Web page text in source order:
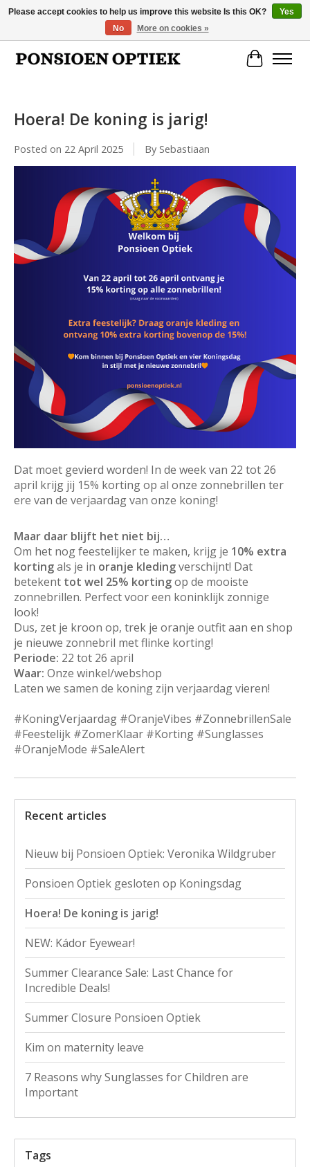
Openingstijden: dinsdag, donderdag, vrijdag, zaterdag van 10.00 t/m 17.00 uur
Cart
Hoera! De koning is jarig!
Posted on 22 April 2025 By Sebastiaan
Dat moet gevierd worden! In de week van 22 tot 26
april krijg jij 15% korting op al onze zonnebrillen ter
ere van de verjaardag van onze koning!
Maar daar blijft het niet bij…
Om het nog feestelijker te maken, krijg je 10% extra
kortingals je in oranje kledingverschijnt! Dat
betekent tot wel 25% kortingop de mooiste
zonnebrillen. Perfect voor een koninklijk zonnige
look!
Dus, zet je kroon op, trek je oranje outfit aan en shop
je nieuwe zonnebril met flinke korting!
Periode: 22 tot 26 april
Waar: Onze winkel/webshop
Laten we samen de koning zijn verjaardag vieren!
#KoningVerjaardag #OranjeVibes #ZonnebrillenSale
#Feestelijk #ZomerKlaar #Korting #Sunglasses
#OranjeMode #SaleAlert
Recent articles
Nieuw bij Ponsioen Optiek: Veronika Wildgruber
Ponsioen Optiek gesloten op Koningsdag
Hoera! De koning is jarig!
NEW: Kádor Eyewear!
Summer Clearance Sale: Last Chance for
Incredible Deals!
Summer Closure Ponsioen Optiek
Kim on maternity leave
7 Reasons why Sunglasses for Children are
Important
Tags
Please accept cookies to help us improve this website Is this OK?
Yes
No
More on cookies »